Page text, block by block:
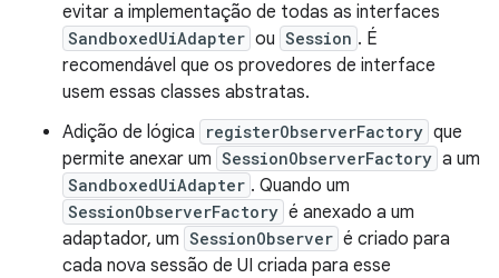
evitar a implementação de todas as interfaces
SandboxedUiAdapter ou Session . É
recomendável que os provedores de interface
usem essas classes abstratas.
Adição de lógica
registerObserverFactory que
permite anexar um SessionObserverFactory a um
SandboxedUiAdapter . Quando um
SessionObserverFactory é anexado a um
adaptador, um SessionObserver é criado para
cada nova sessão de UI criada para esse